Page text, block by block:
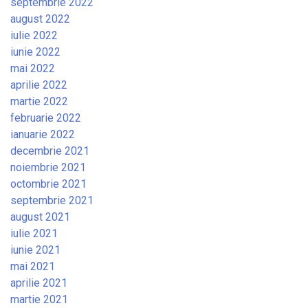
august 2022
iulie 2022
iunie 2022
mai 2022
aprilie 2022
martie 2022
februarie 2022
ianuarie 2022
decembrie 2021
noiembrie 2021
octombrie 2021
septembrie 2021
august 2021
iulie 2021
iunie 2021
mai 2021
aprilie 2021
martie 2021